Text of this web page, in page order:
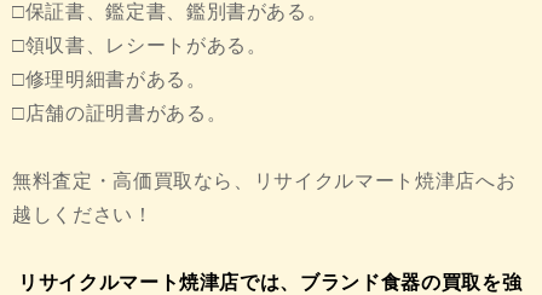
□保証書、鑑定書、鑑別書がある。
□領収書、レシートがある。
□修理明細書がある。
□店舗の証明書がある。
無料査定・高価買取なら、リサイクルマート焼津店へお
越しください！
リサイクルマート焼津店では、ブランド食器の買取を強